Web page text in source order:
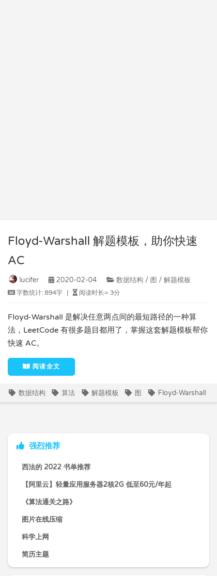
Floyd-Warshall 解题模板，助你快速
AC
lucifer 2020-02-04 数据结构 / 图 / 解题模板
字数统计:894字 阅读时长≈ 3分
Floyd-Warshall 是解决任意两点间的最短路径的一种算
法，LeetCode 有很多题目都用了，掌握这套解题模板帮你
快速 AC。
阅读全文
数据结构 算法 解题模板 图 Floyd-Warshall
强烈推荐
西法的 2022 书单推荐
【阿里云】轻量应用服务器2核2G 低至60元/年起
《算法通关之路》
图片在线压缩
科学上网
简历主题